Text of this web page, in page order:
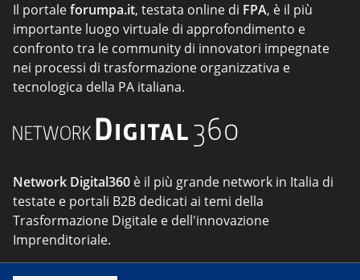
Il portaleforumpa.it, testata online di FPA, è il più
importante luogo virtuale di approfondimento e
confronto tra le community di innovatori impegnate
nei processi di trasformazione organizzativa e
tecnologica della PA italiana.
Network Digital360 è il più grande network in Italia di
testate e portali B2B dedicati ai temi della
Trasformazione Digitale e dell'innovazione
Imprenditoriale.